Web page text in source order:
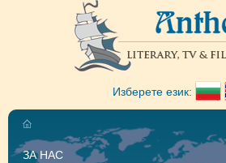
Изберете език:
ЗА НАС